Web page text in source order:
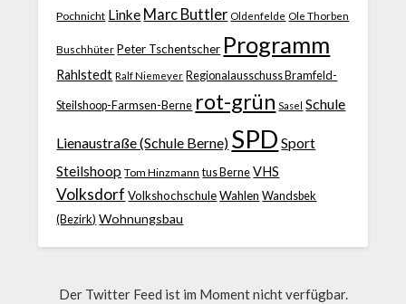
Pochnicht Linke Marc Buttler Oldenfelde Ole Thorben
Buschhüter Peter Tschentscher Programm
Rahlstedt Ralf Niemeyer Regionalausschuss Bramfeld-
Steilshoop-Farmsen-Berne rot-grün Sasel Schule
Lienaustraße (Schule Berne) SPD Sport
Steilshoop Tom Hinzmann tus Berne VHS
Volksdorf Volkshochschule Wahlen Wandsbek
(Bezirk) Wohnungsbau
Der Twitter Feed ist im Moment nicht verfügbar.